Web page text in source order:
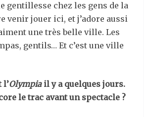
gentillesse chez les gens de la
venir jouer ici, et j’adore aussi
une très belle ville. Les
gentils… Et c’est une ville
l’Olympiail y a quelques jours.
le trac avant un spectacle ?